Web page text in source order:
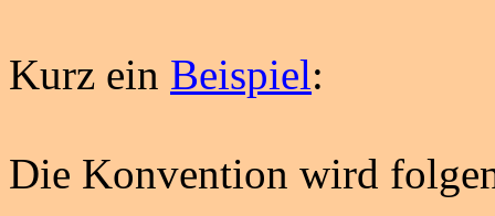
Kurz ein Beispiel:
Die Konvention wird